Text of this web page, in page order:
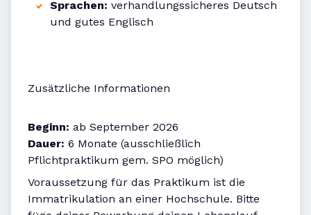
Sprachen: verhandlungssicheres Deutsch
und gutes Englisch
Zusätzliche Informationen
Beginn: ab September 2026
Dauer: 6 Monate (ausschließlich
Pflichtpraktikum gem. SPO möglich)
Voraussetzung für das Praktikum ist die
Immatrikulation an einer Hochschule. Bitte